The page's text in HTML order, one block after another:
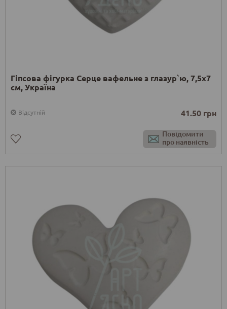
Гіпсова фігурка Серце вафельне з глазур`ю, 7,5х7
см, Україна
Відсутній 41.50 грн
Повідомити
про наявність